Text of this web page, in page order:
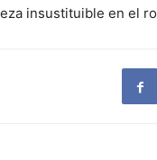
insustituible en el